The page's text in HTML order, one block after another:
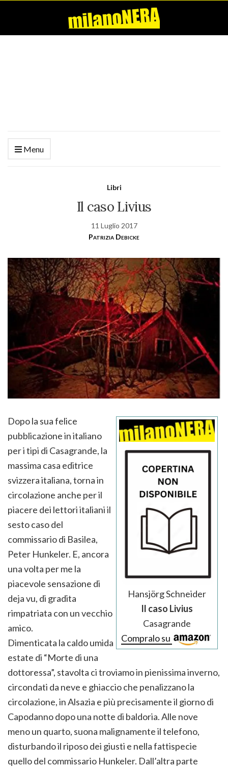
Menu
Libri
Il caso Livius
11 Luglio 2017
Patrizia Debicke
Hansjörg Schneider
Il caso Livius
Casagrande
Compralo su
Dopo la sua felice
pubblicazione in italiano
per i tipi di Casagrande, la
massima casa editrice
svizzera italiana, torna in
circolazione anche per il
piacere dei lettori italiani il
sesto caso del
commissario di Basilea,
Peter Hunkeler. E, ancora
una volta per me la
piacevole sensazione di
deja vu, di gradita
rimpatriata con un vecchio
amico.
Dimenticata la caldo umida
estate di “Morte di una
dottoressa”, stavolta ci troviamo in pienissima inverno,
circondati da neve e ghiaccio che penalizzano la
circolazione, in Alsazia e più precisamente il giorno di
Capodanno dopo una notte di baldoria. Alle nove
meno un quarto, suona malignamente il telefono,
disturbando il riposo dei giusti e nella fattispecie
quello del commissario Hunkeler. Dall’altra parte